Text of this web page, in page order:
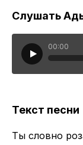
Слушать
00:00
Текст песни
Ты словно